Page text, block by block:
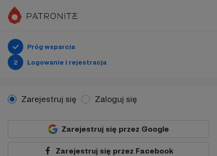
Próg wsparcia
2
Logowanie i rejestracja
Zarejestruj się Zaloguj się
Zarejestruj się przez Google
Zarejestruj się przez Facebook